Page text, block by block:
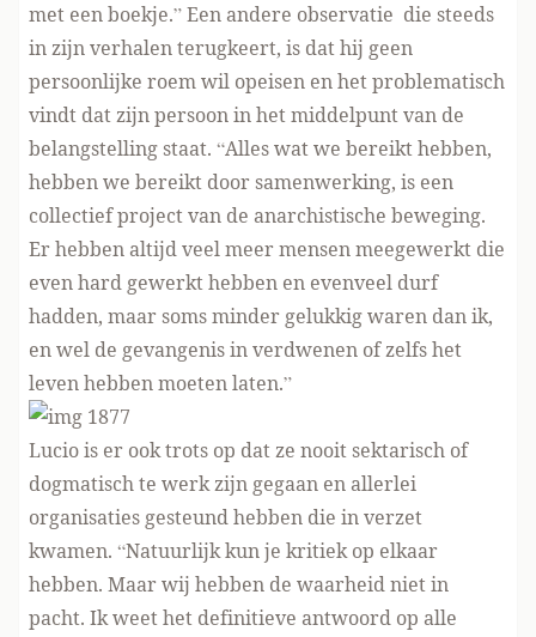
met een boekje.” Een andere observatie die steeds
in zijn verhalen terugkeert, is dat hij geen
persoonlijke roem wil opeisen en het problematisch
vindt dat zijn persoon in het middelpunt van de
belangstelling staat. “Alles wat we bereikt hebben,
hebben we bereikt door samenwerking, is een
collectief project van de anarchistische beweging.
Er hebben altijd veel meer mensen meegewerkt die
even hard gewerkt hebben en evenveel durf
hadden, maar soms minder gelukkig waren dan ik,
en wel de gevangenis in verdwenen of zelfs het
leven hebben moeten laten.”
Lucio is er ook trots op dat ze nooit sektarisch of
dogmatisch te werk zijn gegaan en allerlei
organisaties gesteund hebben die in verzet
kwamen. “Natuurlijk kun je kritiek op elkaar
hebben. Maar wij hebben de waarheid niet in
pacht. Ik weet het definitieve antwoord op alle